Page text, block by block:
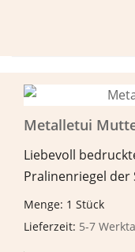
Metalletui
Liebevoll
Pralinenriegel der
Menge: 1 Stück
Lieferzeit: 5-7